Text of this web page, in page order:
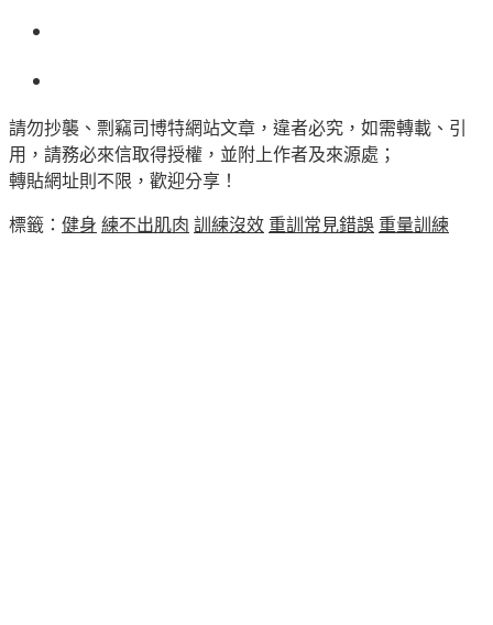
請勿抄襲、剽竊司博特網站文章，違者必究，如需轉載、引
用，請務必來信取得授權，並附上作者及來源處；
轉貼網址則不限，歡迎分享！
標籤： 健身 練不出肌肉 訓練沒效 重訓常見錯誤 重量訓練